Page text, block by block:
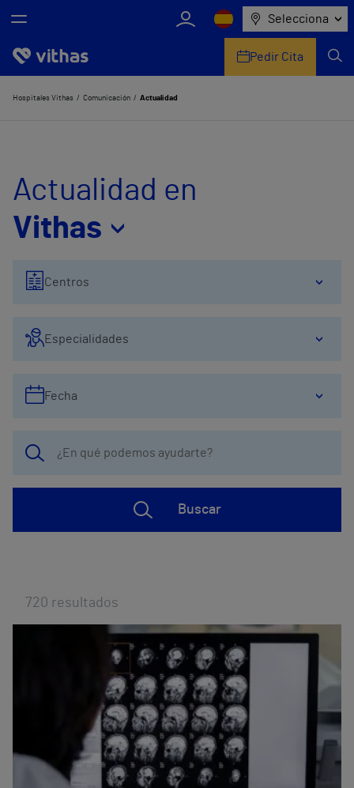
Selecciona
Nosotros
Comunicación
Pedir Cita
Hospitales Vithas Comunicación Actualidad
Actualidad en
Vithas
Centros
Especialidades
Fecha
Buscar
720 resultados